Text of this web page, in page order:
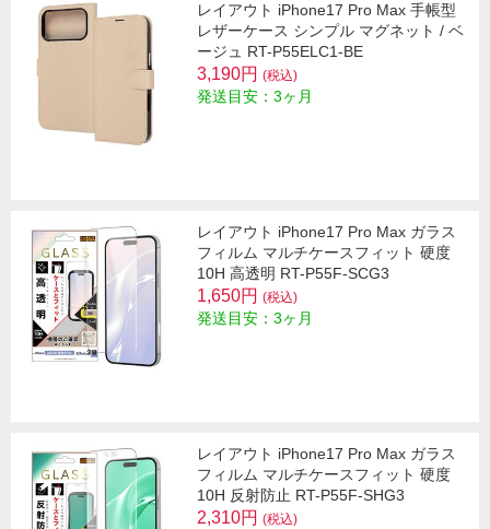
レイアウト iPhone17 Pro Max 手帳型
レザーケース シンプル マグネット / ベ
ージュ RT-P55ELC1-BE
3,190円 (税込)
発送目安：3ヶ月
レイアウト iPhone17 Pro Max ガラス
フィルム マルチケースフィット 硬度
10H 高透明 RT-P55F-SCG3
1,650円 (税込)
発送目安：3ヶ月
レイアウト iPhone17 Pro Max ガラス
フィルム マルチケースフィット 硬度
10H 反射防止 RT-P55F-SHG3
2,310円 (税込)